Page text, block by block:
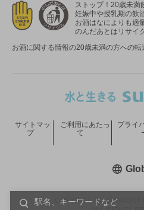
ストップ！20歳未満
妊娠中や授乳期の飲
お酒はなによりも適
のんだあとはリサイ
お酒に関する情報の20歳未満の方への転
COPYRIGHT ©
サイトマッ
プ
ご利用にあたっ
て
プライ